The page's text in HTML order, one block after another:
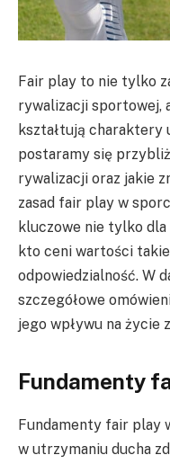
Fair play to nie tylko
rywalizacji sportowej,
kształtują charaktery
postaramy się
rywalizacji oraz jakie
zasad fair play w
kluczowe nie tylko
kto ceni wartości
odpowiedzialność. W
szczegółowe
jego wpływu na życie
Fundamenty
Fundamenty fair play
w utrzymaniu ducha